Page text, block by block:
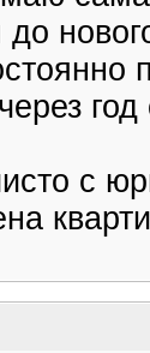
до
год
с